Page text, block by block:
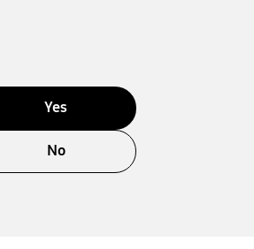
Yes
No